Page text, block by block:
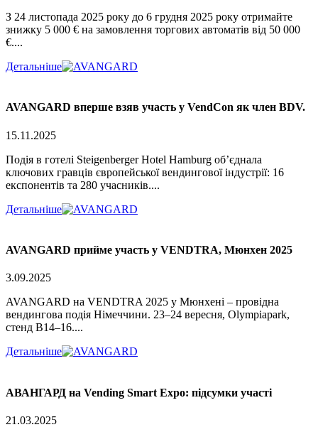
З 24 листопада 2025 року до 6 грудня 2025 року отримайте
знижку 5 000 € на замовлення торгових автоматів від 50 000
€....
Детальніше
AVANGARD вперше взяв участь у VendCon як член BDV.
15.11.2025
Подія в готелі Steigenberger Hotel Hamburg об’єднала
ключових гравців європейської вендингової індустрії: 16
експонентів та 280 учасників....
Детальніше
AVANGARD прийме участь у VENDTRA, Мюнхен 2025
3.09.2025
AVANGARD на VENDTRA 2025 у Мюнхені – провідна
вендингова подія Німеччини. 23–24 вересня, Olympiapark,
стенд B14–16....
Детальніше
АВАНГАРД на Vending Smart Expo: підсумки участі
21.03.2025